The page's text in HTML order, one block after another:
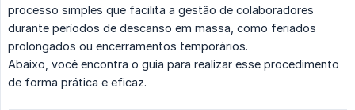
processo simples que facilita a gestão de colaboradores
durante períodos de descanso em massa, como feriados
prolongados ou encerramentos temporários.
Abaixo, você encontra o guia para realizar esse procedimento
de forma prática e eficaz.